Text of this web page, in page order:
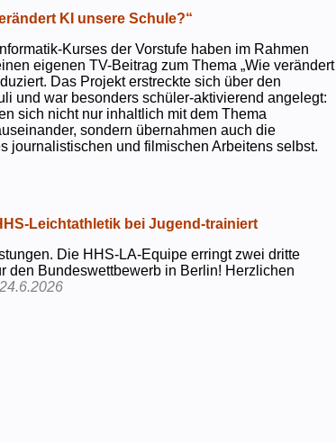
KI unsere Schule?“
Kurses der Vorstufe haben im Rahmen
eigenen TV-Beitrag zum Thema „Wie verändert
Das Projekt erstreckte sich über den
und war besonders schüler-aktivierend angelegt:
sich nicht nur inhaltlich mit dem Thema
sondern übernahmen auch die
journalistischen und filmischen Arbeitens selbst.
Leichtathletik bei Jugend-trainiert
Die HHS-LA-Equipe erringt zwei dritte
den Bundeswettbewerb in Berlin! Herzlichen
24.6.2026